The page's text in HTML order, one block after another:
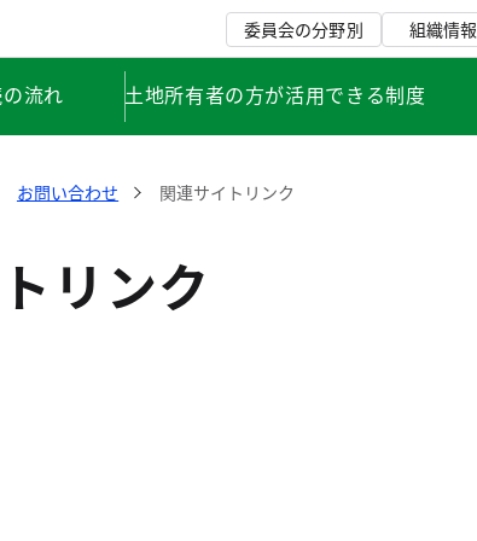
委員会の分野別 組織情報
流れ 土地所有者の方が活用できる制度
お問い合わせ 関連サイトリンク
リンク